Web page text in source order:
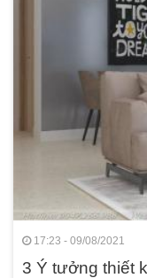
17:23 - 09/08/2021
3 Ý tưởng thiết